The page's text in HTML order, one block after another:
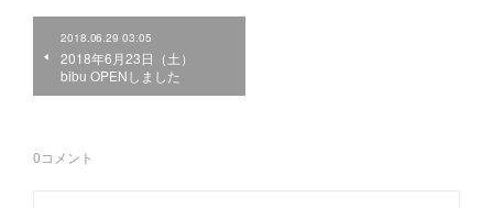
2018.06.29 03:05
2018年6月23日（土）
bibu OPENしました
0コメント